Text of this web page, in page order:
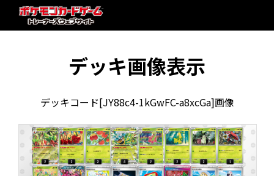
デッキ画像表示
デッキコード[JY88c4-1kGwFC-a8xcGa]画像